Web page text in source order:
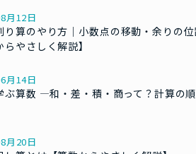
月12日
り算のやり方｜小数点の移動・余りの
らやさしく解説】
月14日
ぶ算数 ―和・差・積・商って？計算の
月20日